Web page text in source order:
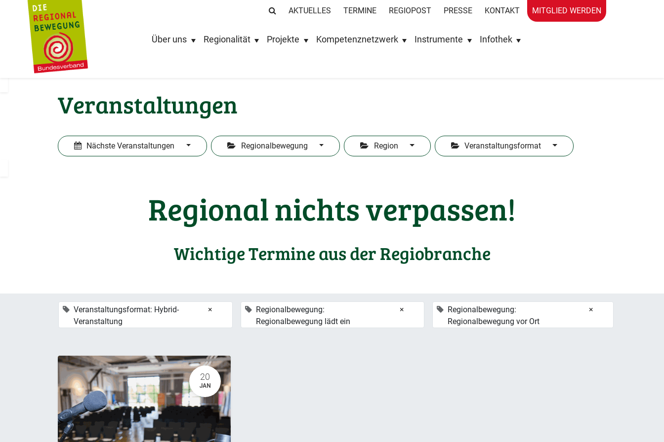
AKTUELLES TERMINE REGIOPOST PRESSE KONTAKT MITGLIED WERDEN
Über uns Regionalität Projekte Kompetenznetzwerk Instrumente Infothek
Veranstaltungen
Nächste Veranstaltungen Regionalbewegung Region Veranstaltungsformat
Regional nichts verpassen!
Wichtige Termine aus der Regiobranche
Veranstaltungsformat: Hybrid-
Veranstaltung
×
Regionalbewegung:
Regionalbewegung lädt ein
×
Regionalbewegung:
Regionalbewegung vor Ort
×
20
JAN